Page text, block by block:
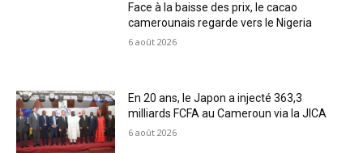
Face à la baisse des prix, le cacao
camerounais regarde vers le Nigeria
6 août 2026
En 20 ans, le Japon a injecté 363,3
milliards FCFA au Cameroun via la JICA
6 août 2026